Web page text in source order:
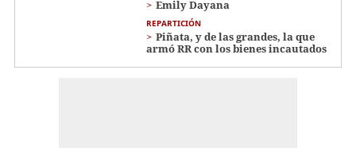
Emily Dayana
REPARTICIÓN
Piñata, y de las grandes, la que
armó RR con los bienes incautados